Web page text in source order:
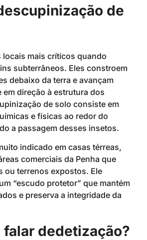
de
locais mais críticos quando
subterrâneos. Eles constroem
debaixo da terra e avançam
em direção à estrutura dos
de solo consiste em
e físicas ao redor do
a passagem desses insetos.
indicado em casas térreas,
comerciais da Penha que
ou terrenos expostos. Ele
“escudo protetor” que mantém
e preserva a integridade da
falar dedetização?